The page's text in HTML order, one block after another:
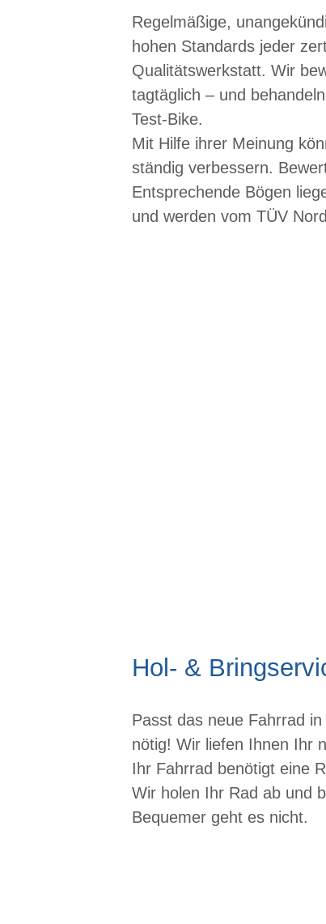
Regelmäßige,
hohen Standards jeder
Qualitätswerkstatt. Wir
tagtäglich – und
Test-Bike.
Mit Hilfe ihrer Meinung
ständig verbessern.
Entsprechende Bögen
und werden vom TÜV
Hol- &
Passt das neue Fahrrad
nötig! Wir liefen Ihnen Ihr
Ihr Fahrrad benötigt eine
Wir holen Ihr Rad ab und
Bequemer geht es nicht.